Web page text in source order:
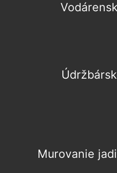
Murovanie